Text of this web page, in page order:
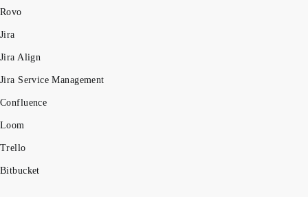
Rovo
Jira
Jira Align
Jira Service Management
Confluence
Loom
Trello
Bitbucket